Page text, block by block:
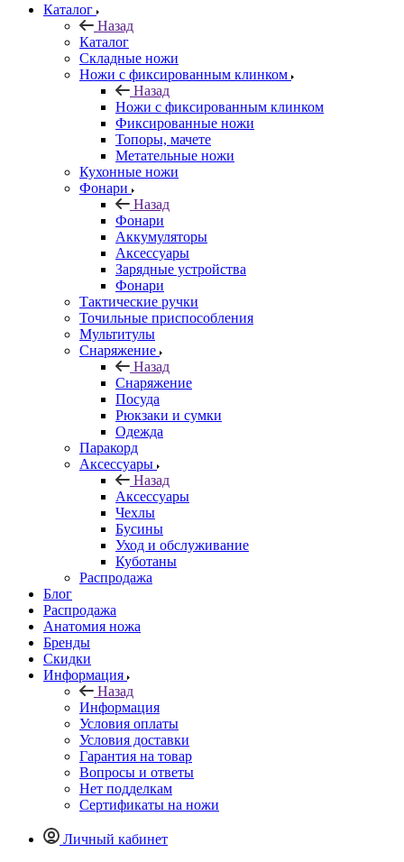
Каталог
Назад
Каталог
Складные ножи
Ножи с фиксированным клинком
Назад
Ножи с фиксированным клинком
Фиксированные ножи
Топоры, мачете
Метательные ножи
Кухонные ножи
Фонари
Назад
Фонари
Аккумуляторы
Аксессуары
Зарядные устройства
Фонари
Тактические ручки
Точильные приспособления
Мультитулы
Снаряжение
Назад
Снаряжение
Посуда
Рюкзаки и сумки
Одежда
Паракорд
Аксессуары
Назад
Аксессуары
Чехлы
Бусины
Уход и обслуживание
Куботаны
Распродажа
Блог
Распродажа
Анатомия ножа
Бренды
Скидки
Информация
Назад
Информация
Условия оплаты
Условия доставки
Гарантия на товар
Вопросы и ответы
Нет подделкам
Сертификаты на ножи
Личный кабинет